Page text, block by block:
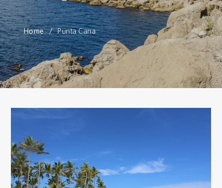
Home Punta Cana